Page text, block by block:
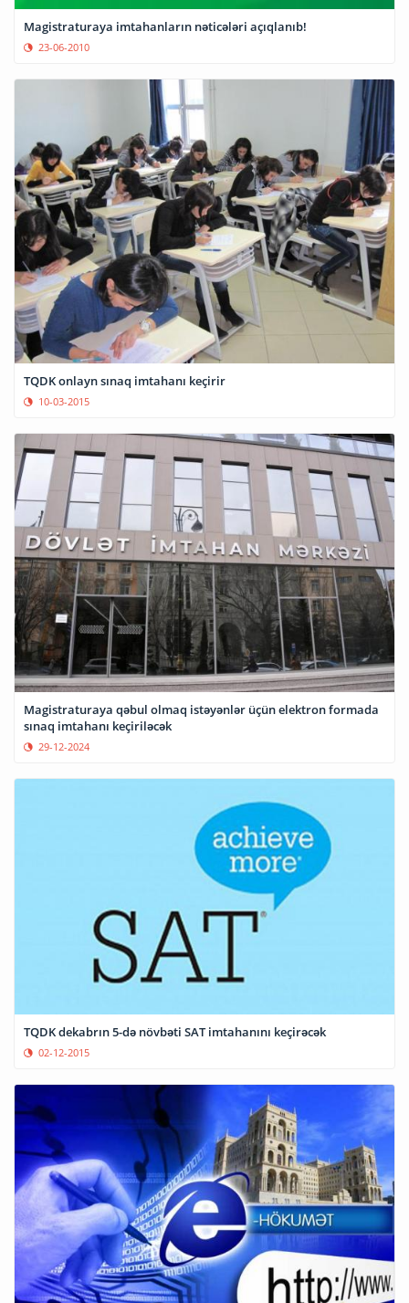
Magistraturaya imtahanların nəticələri açıqlanıb!
23-06-2010
TQDK onlayn sınaq imtahanı keçirir
10-03-2015
Magistraturaya qəbul olmaq istəyənlər üçün elektron formada
sınaq imtahanı keçiriləcək
29-12-2024
TQDK dekabrın 5-də növbəti SAT imtahanını keçirəcək
02-12-2015